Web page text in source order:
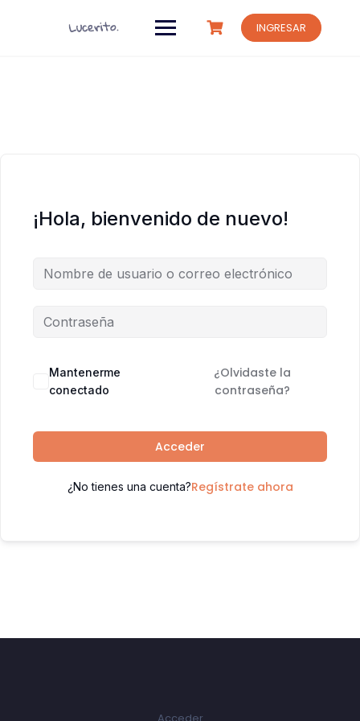
INGRESAR
¡Hola, bienvenido de nuevo!
Mantenerme
conectado
¿Olvidaste la
contraseña?
Acceder
¿No tienes una cuenta?Regístrate ahora